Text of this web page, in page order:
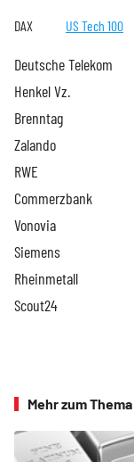
DAX US Tech 100
Deutsche Telekom
Henkel Vz.
Brenntag
Zalando
RWE
Commerzbank
Vonovia
Siemens
Rheinmetall
Scout24
Mehr zum Thema